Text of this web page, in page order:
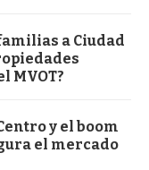
a Ciudad
MVOT?
y el boom
el mercado